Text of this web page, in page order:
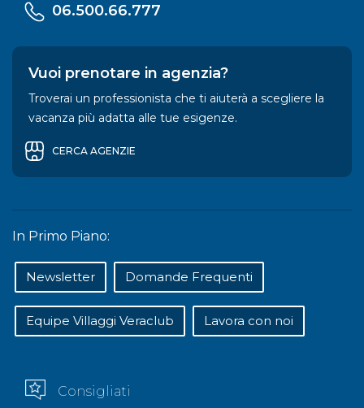
06.500.66.777
Vuoi prenotare in agenzia?
Troverai un professionista che ti aiuterà a scegliere la
vacanza più adatta alle tue esigenze.
CERCA AGENZIE
In Primo Piano:
Newsletter Domande Frequenti
Equipe Villaggi Veraclub Lavora con noi
Consigliati